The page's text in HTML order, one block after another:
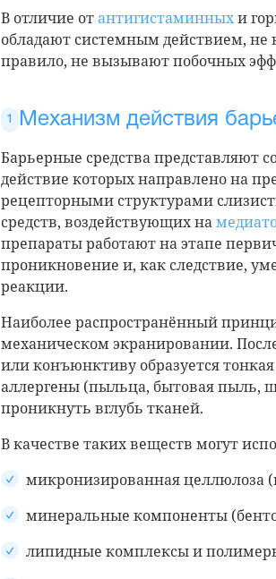
В отличие отантигистаминныхи
обладают системным действием,
правило, не вызывают побочных
Механизм действия
Барьерные средства представляют
действие которых направлено на
рецепторными структурами
средств, воздействующих на
препараты работают на этапе
проникновение и, как следствие,
реакции.
Наиболее распространённый
механическом экранировании.
или конъюнктиву образуется
аллергены (пыльца, бытовая пыль,
проникнуть вглубь тканей.
В качестве таких веществ могут
микронизированная целлюлоза
минеральные компоненты
липидные комплексы и